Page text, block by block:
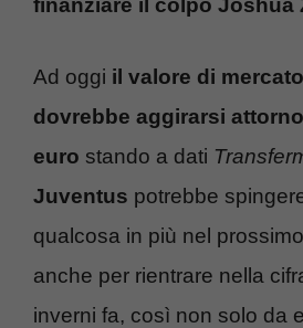
finanziare il colpo Joshua
Ad oggi il valore di
dovrebbe aggirarsi
euro stando a dati
Juventus potrebbe
qualcosa in più nel prossimo
anche per rientrare nella
inverni fa, così non solo da